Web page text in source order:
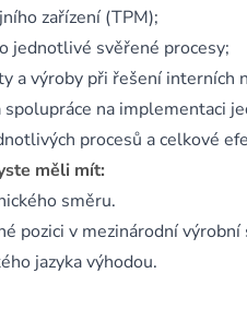
zařízení (TPM);
jednotlivé svěřené procesy;
a výroby při řešení interních
na implementaci
procesů a celkové
měli mít:
směru.
pozici v mezinárodní
jazyka výhodou.